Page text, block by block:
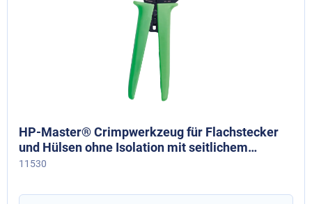
HP-Master® Crimpwerkzeug für Flachstecker
und Hülsen ohne Isolation mit seitlichem
Leiteranschluss, 0,5 - 2,5 mm²
11530